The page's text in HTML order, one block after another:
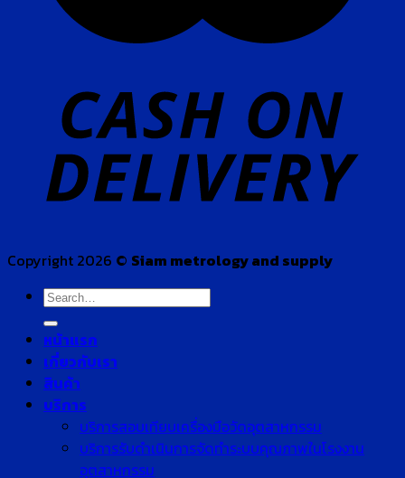
Copyright 2026 © Siam metrology and supply
Search
for:
หน้าแรก
เกี่ยวกับเรา
สินค้า
บริการ
บริการสอบเทียบเครื่องมือวัดอุตสาหกรรม
บริการรับดำเนินการจัดทำระบบคุณภาพในโรงงาน
อุตสาหกรรม